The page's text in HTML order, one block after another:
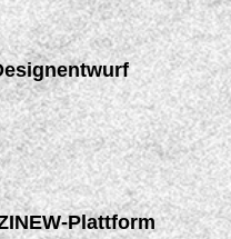
Plattform